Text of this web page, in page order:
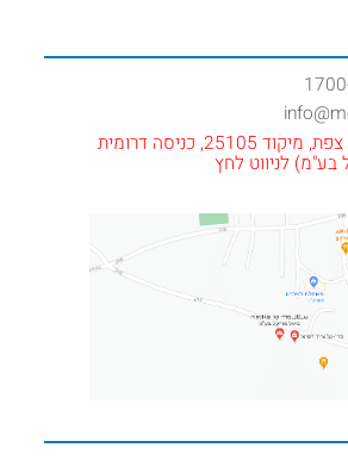
כניסה דרומית
בע"מ) לניווט לחץ